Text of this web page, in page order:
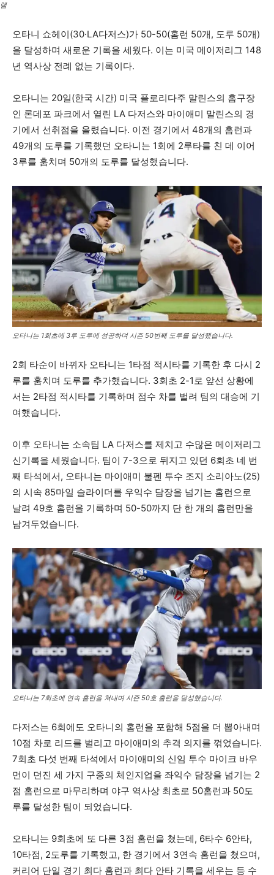
램
오타니 쇼헤이(30·LA다저스)가 50-50(홈런 50개, 도루 50개)
을 달성하며 새로운 기록을 세웠다. 이는 미국 메이저리그 148
년 역사상 전례 없는 기록이다.
오타니는 20일(한국 시간) 미국 플로리다주 말린스의 홈구장
인 론데포 파크에서 열린 LA 다저스와 마이애미 말린스의 경
기에서 선취점을 올렸습니다. 이전 경기에서 48개의 홈런과
49개의 도루를 기록했던 오타니는 1회에 2루타를 친 데 이어
3루를 훔치며 50개의 도루를 달성했습니다.
오타니는 1회초에 3루 도루에 성공하며 시즌 50번째 도루를 달성했습니다.
2회 타순이 바뀌자 오타니는 1타점 적시타를 기록한 후 다시 2
루를 훔치며 도루를 추가했습니다. 3회초 2-1로 앞선 상황에
서는 2타점 적시타를 기록하며 점수 차를 벌려 팀의 대승에 기
여했습니다.
이후 오타니는 소속팀 LA 다저스를 제치고 수많은 메이저리그
신기록을 세웠습니다. 팀이 7-3으로 뒤지고 있던 6회초 네 번
째 타석에서, 오타니는 마이애미 불펜 투수 조지 소리아노(25)
의 시속 85마일 슬라이더를 우익수 담장을 넘기는 홈런으로
날려 49호 홈런을 기록하며 50-50까지 단 한 개의 홈런만을
남겨두었습니다.
오타니는 7회초에 연속 홈런을 쳐내며 시즌 50호 홈런을 달성했습니다.
다저스는 6회에도 오타니의 홈런을 포함해 5점을 더 뽑아내며
10점 차로 리드를 벌리고 마이애미의 추격 의지를 꺾었습니다.
7회초 다섯 번째 타석에서 마이애미의 신임 투수 마이크 바우
먼이 던진 세 가지 구종의 체인지업을 좌익수 담장을 넘기는 2
점 홈런으로 마무리하며 야구 역사상 최초로 50홈런과 50도
루를 달성한 팀이 되었습니다.
오타니는 9회초에 또 다른 3점 홈런을 쳤는데, 6타수 6안타,
10타점, 2도루를 기록했고, 한 경기에서 3연속 홈런을 쳤으며,
커리어 단일 경기 최다 홈런과 최다 안타 기록을 세우는 등 수